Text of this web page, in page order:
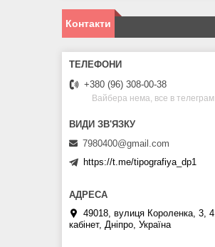
Контакти
+380 (96) 308-00-38
Вайбера нема, все в телеграм
7980400@gmail.com
https://t.me/tipografiya_dp1
49018, вулиця Короленка, 3,
кабінет, Дніпро, Україна